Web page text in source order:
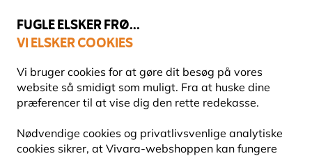
FUGLE ELSKER FRØ...
VI ELSKER COOKIES
Vi bruger cookies for at gøre dit besøg på vores
website så smidigt som muligt. Fra at huske dine
præferencer til at vise dig den rette redekasse.
Nødvendige cookies og privatlivsvenlige analytiske
cookies sikrer, at Vivara-webshoppen kan fungere
Fri fragt over 499 kr.